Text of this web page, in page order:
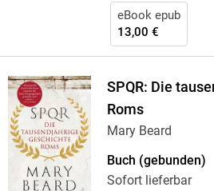
eBook epub
13,00 €
SPQR: Die
Roms
Mary Beard
Buch (gebunden)
Sofort lieferbar